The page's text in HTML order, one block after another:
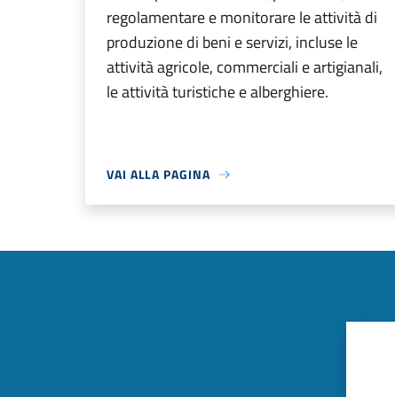
regolamentare e monitorare le attività di
produzione di beni e servizi, incluse le
attività agricole, commerciali e artigianali,
le attività turistiche e alberghiere.
VAI ALLA PAGINA